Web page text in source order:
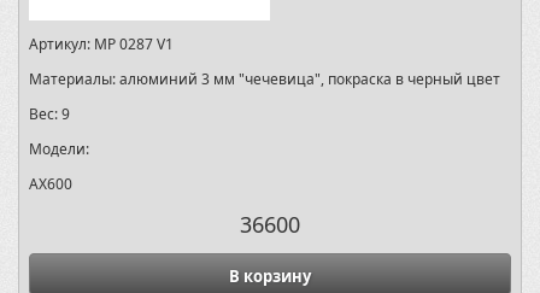
Артикул: MP 0287 V1
Материалы:алюминий 3 мм "чечевица", покраска в черный цвет
Вес:9
Модели:
AX600
36600
В корзину